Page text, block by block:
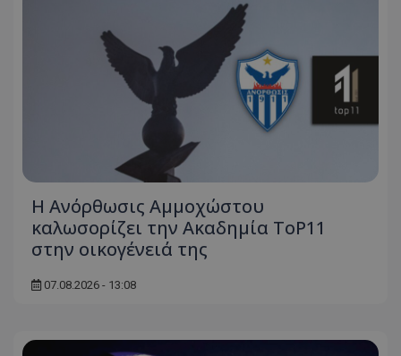
Η Ανόρθωσις Αμμοχώστου
καλωσορίζει την Ακαδημία ToP11
στην οικογένειά της
07.08.2026 - 13:08